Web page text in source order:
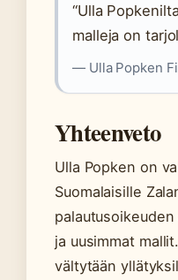
“Ulla
malleja on
— Ulla Popken
Yhteenveto
Ulla Popken on
Suomalaisille
ja uusimmat
vältytään